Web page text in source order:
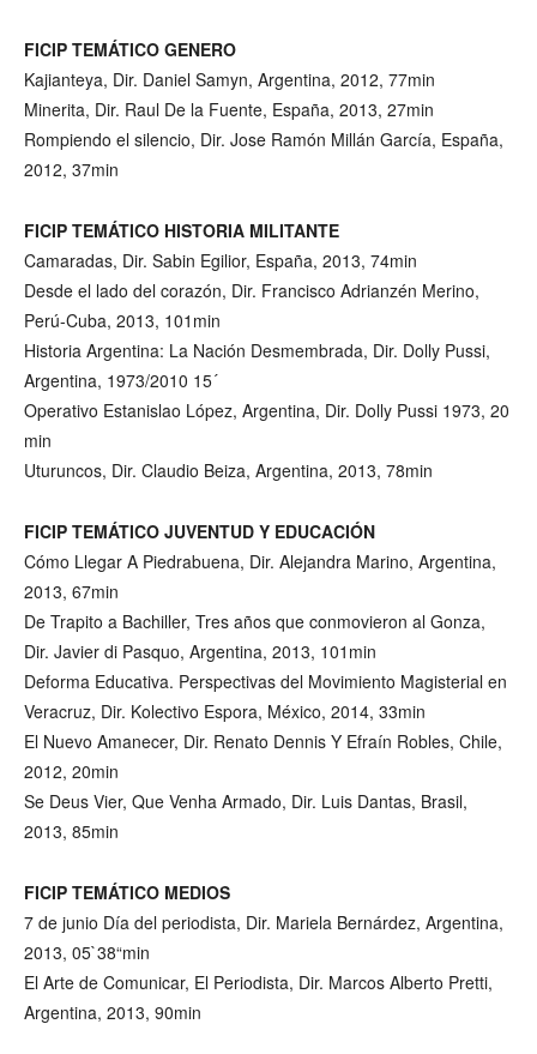
FICIP TEMÁTICO GENERO
Kajianteya, Dir. Daniel Samyn, Argentina, 2012, 77min
Minerita, Dir. Raul De la Fuente, España, 2013, 27min
Rompiendo el silencio, Dir. Jose Ramón Millán García, España,
2012, 37min
FICIP TEMÁTICO HISTORIA MILITANTE
Camaradas, Dir. Sabin Egilior, España, 2013, 74min
Desde el lado del corazón, Dir. Francisco Adrianzén Merino,
Perú-Cuba, 2013, 101min
Historia Argentina: La Nación Desmembrada, Dir. Dolly Pussi,
Argentina, 1973/2010 15´
Operativo Estanislao López, Argentina, Dir. Dolly Pussi 1973, 20
min
Uturuncos, Dir. Claudio Beiza, Argentina, 2013, 78min
FICIP TEMÁTICO JUVENTUD Y EDUCACIÓN
Cómo Llegar A Piedrabuena, Dir. Alejandra Marino, Argentina,
2013, 67min
De Trapito a Bachiller, Tres años que conmovieron al Gonza,
Dir. Javier di Pasquo, Argentina, 2013, 101min
Deforma Educativa. Perspectivas del Movimiento Magisterial en
Veracruz, Dir. Kolectivo Espora, México, 2014, 33min
El Nuevo Amanecer, Dir. Renato Dennis Y Efraín Robles, Chile,
2012, 20min
Se Deus Vier, Que Venha Armado, Dir. Luis Dantas, Brasil,
2013, 85min
FICIP TEMÁTICO MEDIOS
7 de junio Día del periodista, Dir. Mariela Bernárdez, Argentina,
2013, 05`38“min
El Arte de Comunicar, El Periodista, Dir. Marcos Alberto Pretti,
Argentina, 2013, 90min